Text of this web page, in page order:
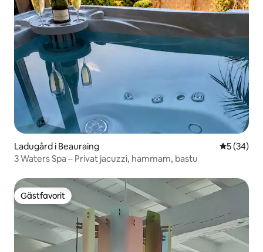
Ladugård i Beauraing 5 av 5 i
5 (34)
3 Waters Spa – Privat jacuzzi, hammam, bastu
Gästfavorit
Gästfavorit